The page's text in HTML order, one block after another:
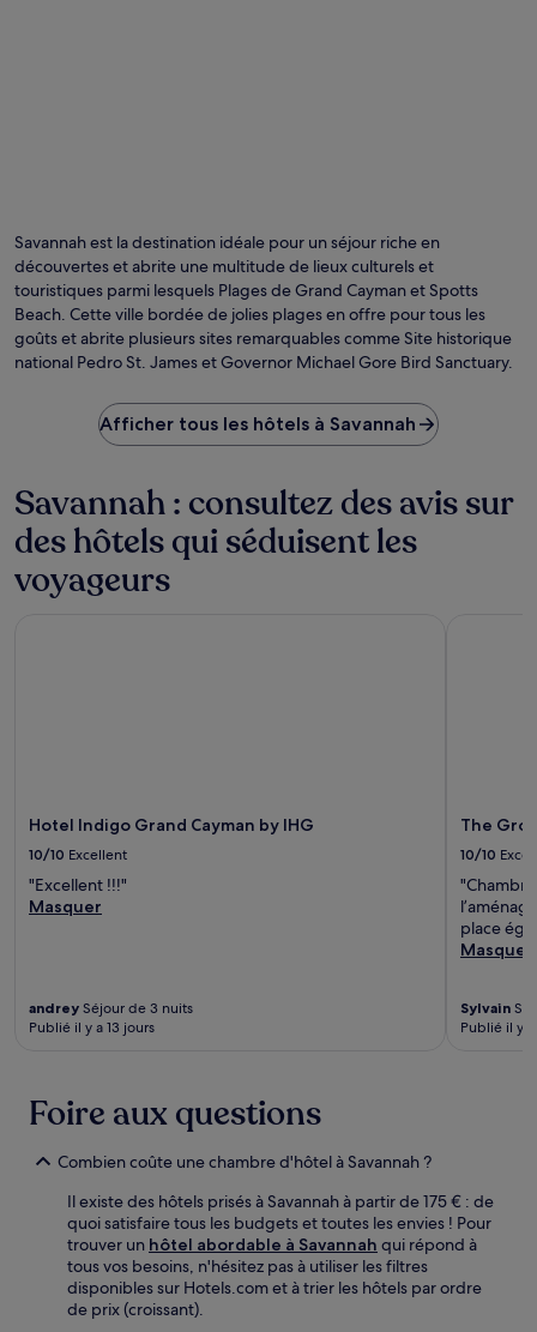
Savannah est la destination idéale pour un séjour riche en
découvertes et abrite une multitude de lieux culturels et
touristiques parmi lesquels Plages de Grand Cayman et Spotts
Beach. Cette ville bordée de jolies plages en offre pour tous les
goûts et abrite plusieurs sites remarquables comme Site historique
national Pedro St. James et Governor Michael Gore Bird Sanctuary.
Afficher tous les hôtels à Savannah
Savannah : consultez des avis sur
des hôtels qui séduisent les
voyageurs
Hotel Indigo Grand Cayman by IHG
10/10 Excellent
"Excellent !!!"
Masquer
andrey Séjour de 3 nuits
Publié il y a 13 jours
The
10/10
place
Masquer
Sylvain
Publié il y
Foire aux questions
Combien coûte une chambre d'hôtel à Savannah ?
Il existe des hôtels prisés à Savannah à partir de 175 € : de
quoi satisfaire tous les budgets et toutes les envies ! Pour
trouver un hôtel abordable à Savannah qui répond à
tous vos besoins, n'hésitez pas à utiliser les filtres
disponibles sur Hotels.com et à trier les hôtels par ordre
de prix (croissant).